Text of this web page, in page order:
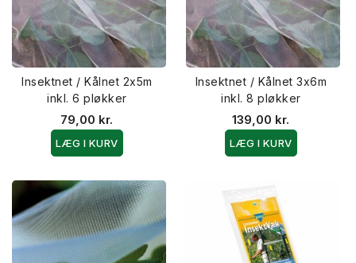
Insektnet / Kålnet 2x5m
inkl. 6 pløkker
79,00 kr.
LÆG I KURV
Insektnet / Kålnet 3x6m
inkl. 8 pløkker
139,00 kr.
LÆG I KURV